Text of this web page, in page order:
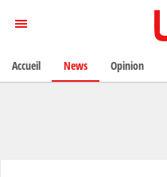
Accueil News Opinion